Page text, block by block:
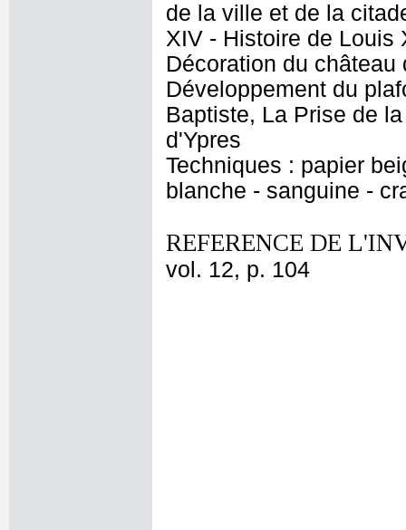
de la ville et de la
XIV - Histoire de Louis
Décoration du
Développement du
Baptiste, La Prise de
d'Ypres
Techniques : papier
blanche - sanguine -
REFERENCE DE
vol. 12, p. 104